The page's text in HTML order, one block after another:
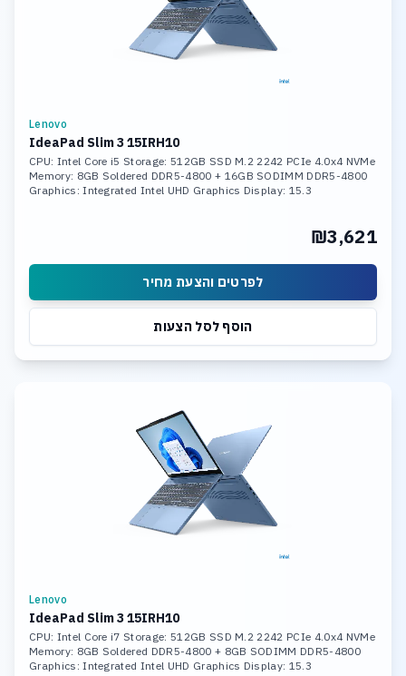
Lenovo
IdeaPad Slim 3 15IRH10
CPU: Intel Core i5 Storage: 512GB SSD M.2 2242 PCIe 4.0x4 NVMe
Memory: 8GB Soldered DDR5-4800 + 16GB SODIMM DDR5-4800
Graphics: Integrated Intel UHD Graphics Display: 15.3
₪3,621
לפרטים והצעת מחיר
הוסף לסל הצעות
Lenovo
IdeaPad Slim 3 15IRH10
CPU: Intel Core i7 Storage: 512GB SSD M.2 2242 PCIe 4.0x4 NVMe
Memory: 8GB Soldered DDR5-4800 + 8GB SODIMM DDR5-4800
Graphics: Integrated Intel UHD Graphics Display: 15.3